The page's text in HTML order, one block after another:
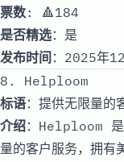
票数: 🔺184
是否精选：是
发布时间 ：2025年
8. Helploom
标语：提供无限量的
介绍：Helploom 是
量的客户服务，拥有